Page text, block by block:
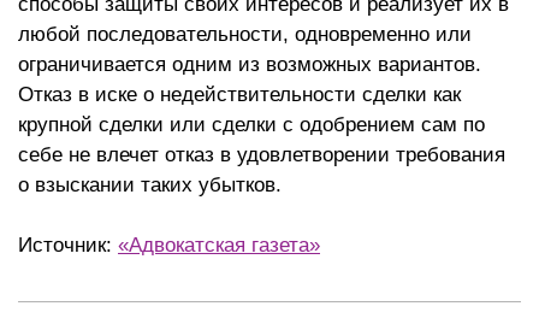
любой последовательности, одновременно или
ограничивается одним из возможных вариантов.
Отказ в иске о недействительности сделки как
крупной сделки или сделки с одобрением сам по
себе не влечет отказ в удовлетворении требования
о взыскании таких убытков.
Источник: «Адвокатская газета»